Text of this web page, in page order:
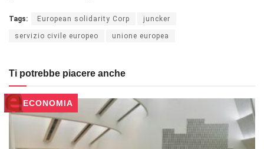
Tags: European solidarity Corp juncker
servizio civile europeo unione europea
Ti potrebbe piacere anche
ECONOMIA